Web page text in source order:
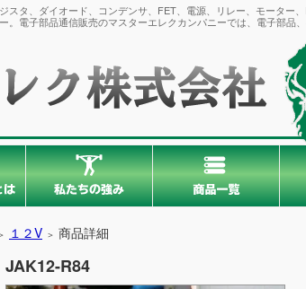
スタ、ダイオード、コンデンサ、FET、電源、リレー、モーター
電子部品通信販売のマスターエレクカンパニーでは、電子部品
１２V ＞ 商品詳細
JAK12-R84